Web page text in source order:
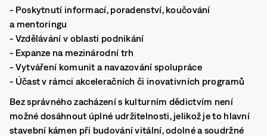
- Poskytnutí informací, poradenství, koučování
a mentoringu
- Vzdělávání v oblasti podnikání
- Expanze na mezinárodní trh
- Vytváření komunit a navazování spolupráce
- Účast v rámci akceleračních či inovativních programů
Bez správného zacházení s kulturním dědictvím není
možné dosáhnout úplné udržitelnosti, jelikož je to hlavní
stavební kámen při budování vitální, odolné a soudržné